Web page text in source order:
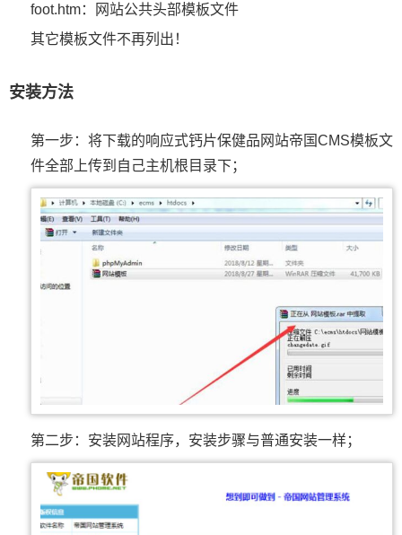
foot.htm：网站公共头部模板文件
其它模板文件不再列出！
安装方法
第一步：将下载的响应式钙片保健品网站帝国CMS模板文
件全部上传到自己主机根目录下；
第二步：安装网站程序，安装步骤与普通安装一样；